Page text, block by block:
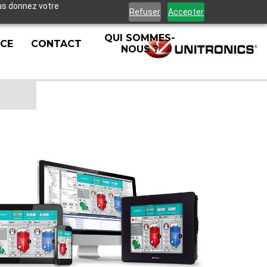
donnez votre
Refuser Accepter
CONTACT
QUI SOMMES-
NOUS ?